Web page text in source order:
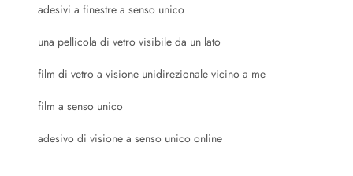
adesivi a finestre a senso unico
una pellicola di vetro visibile da un lato
film di vetro a visione unidirezionale vicino a me
film a senso unico
adesivo di visione a senso unico online